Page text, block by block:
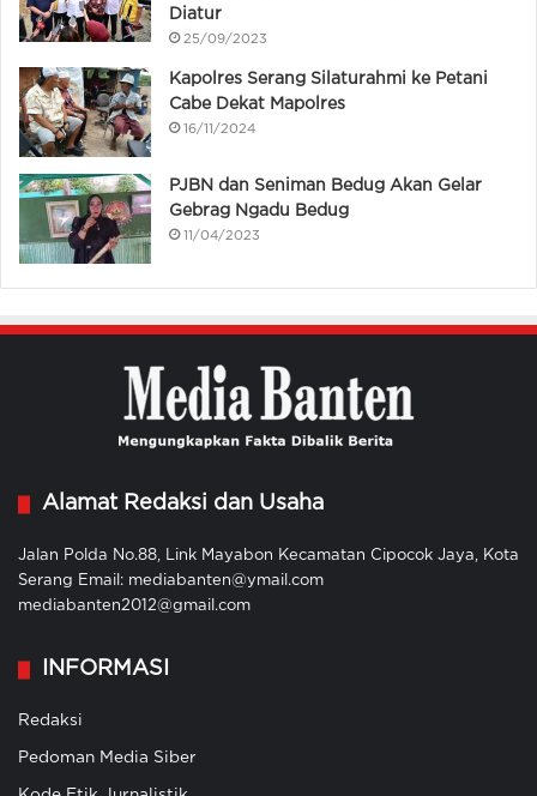
Diatur
25/09/2023
Kapolres Serang Silaturahmi ke Petani
Cabe Dekat Mapolres
16/11/2024
PJBN dan Seniman Bedug Akan Gelar
Gebrag Ngadu Bedug
11/04/2023
Alamat Redaksi dan Usaha
Jalan Polda No.88, Link Mayabon Kecamatan Cipocok Jaya, Kota
Serang Email: mediabanten@ymail.com
mediabanten2012@gmail.com
INFORMASI
Redaksi
Pedoman Media Siber